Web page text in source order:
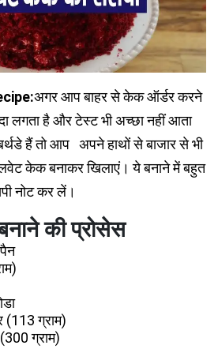
अगर आप बाहर से केक ऑर्डर करने
लगता है और टेस्ट भी अच्छा नहीं आता
हैं तो आप अपने हाथों से बाजार से भी
केक बनाकर खिलाएं। ये बनाने में बहुत
नोट कर लें।
की प्रोसेस
ग्राम)
ग्राम)